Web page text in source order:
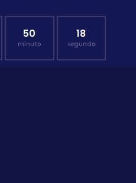
50
minuto
17
segundo